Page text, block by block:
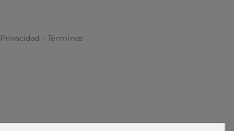
Privacidad - Términos